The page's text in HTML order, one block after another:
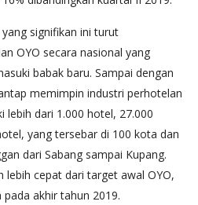
signifikan ini turut
OYO secara nasional yang
babak baru. Sampai dengan
memimpin industri perhotelan
lebih dari 1.000 hotel, 27.000
yang tersebar di 100 kota dan
dari Sabang sampai Kupang.
lebih cepat dari target awal OYO,
akhir tahun 2019.